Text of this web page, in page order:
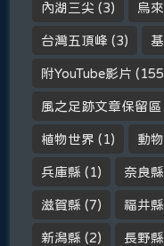
內湖三尖 (3) 烏
台灣五頂峰 (3)
附YouTube影片
風之足跡文章保留區
植物世界 (1) 動
兵庫縣 (1) 奈良縣
滋賀縣 (7) 福井縣
新潟縣 (2) 長野縣